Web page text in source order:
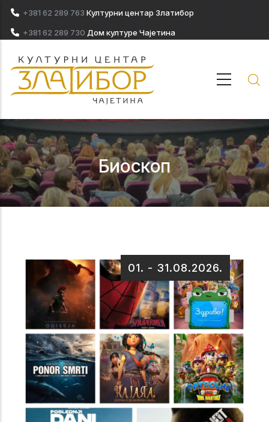
Skip to main content
+381 62 289 763 Културни центар Златибор
+381 62 289 730 Дом културе Чајетина
Биоскоп
01. - 31.08.2026.